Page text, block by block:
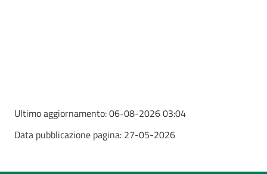
Ultimo aggiornamento:06-08-2026 03:04
Data pubblicazione pagina: 27-05-2026